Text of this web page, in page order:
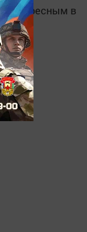
интересным в
в
MАХ: